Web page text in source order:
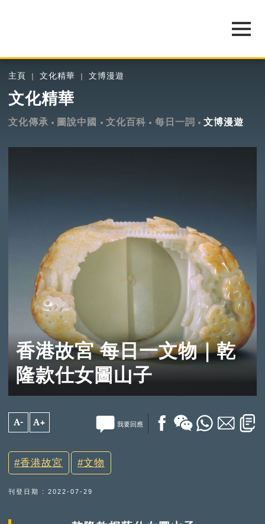
主頁 文化精華 文博漫遊
文化精華
文化傳承 圖說中國 文化百科 每日一詞 文博漫遊
香港故宮 每日一文物｜乾
隆款仕女圖山子
A- A+ 我要回應
香港故宮 文物
刊登日期 : 2022-07-29